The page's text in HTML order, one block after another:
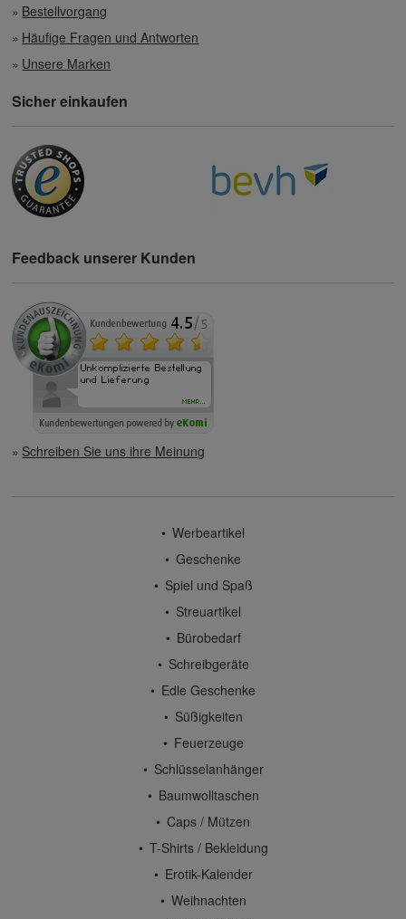
Bestellvorgang
Häufige Fragen und Antworten
Unsere Marken
Sicher einkaufen
Feedback unserer Kunden
Schreiben Sie uns ihre Meinung
Werbeartikel
Geschenke
Spiel und Spaß
Streuartikel
Bürobedarf
Schreibgeräte
Edle Geschenke
Süßigkeiten
Feuerzeuge
Schlüsselanhänger
Baumwolltaschen
Caps / Mützen
T-Shirts / Bekleidung
Erotik-Kalender
Weihnachten